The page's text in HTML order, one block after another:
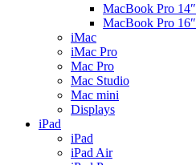
MacBook Pro 14″
MacBook Pro 16″
iMac
iMac Pro
Mac Pro
Mac Studio
Mac mini
Displays
iPad
iPad
iPad Air